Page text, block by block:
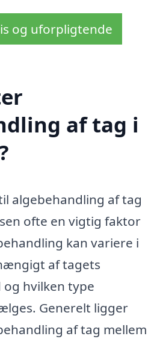
og uforpligtende
af tag i
algebehandling af tag
ofte en vigtig faktor
kan variere i
af tagets
hvilken type
Generelt ligger
af tag mellem